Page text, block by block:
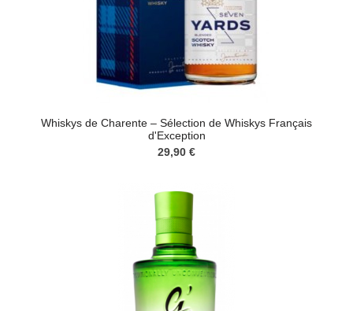
Whiskys de Charente – Sélection de Whiskys Français
d'Exception
29,90 €